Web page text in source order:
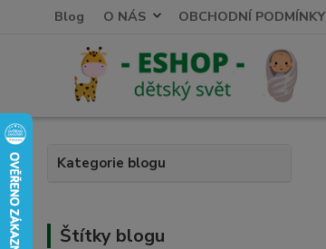
Blog O NÁS OBCHODNÍ PODMÍNKY
Kategorie blogu
Štítky blogu